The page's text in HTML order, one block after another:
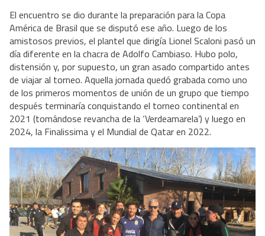
El encuentro se dio durante la preparación para la Copa
América de Brasil que se disputó ese año. Luego de los
amistosos previos, el plantel que dirigía Lionel Scaloni pasó un
día diferente en la chacra de Adolfo Cambiaso. Hubo polo,
distensión y, por supuesto, un gran asado compartido antes
de viajar al torneo. Aquella jornada quedó grabada como uno
de los primeros momentos de unión de un grupo que tiempo
después terminaría conquistando el torneo continental en
2021 (tomándose revancha de la ‘Verdeamarela’) y luego en
2024, la Finalissima y el Mundial de Qatar en 2022.